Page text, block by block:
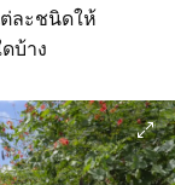
ละชนิดให้
บ้าง